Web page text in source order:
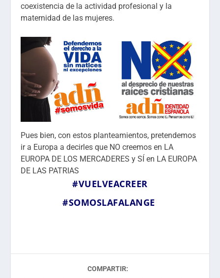
coexistencia de la actividad profesional y la
maternidad de las mujeres.
Pues bien, con estos planteamientos, pretendemos
ir a Europa a decirles que NO creemos en LA
EUROPA DE LOS MERCADERES y SÍ en LA EUROPA
DE LAS PATRIAS
#VUELVEACREER
#SOMOSLAFALANGE
COMPARTIR: